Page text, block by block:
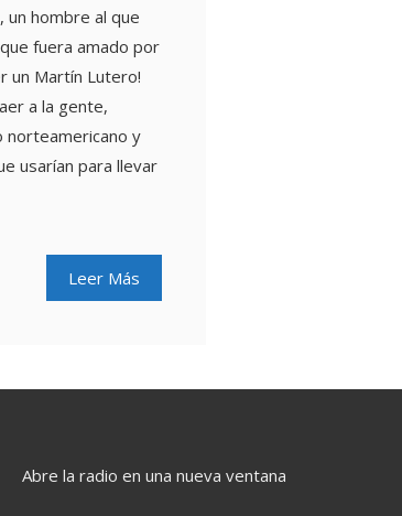
un hombre al que
fuera amado por
un Martín Lutero!
a la gente,
norteamericano y
usarían para llevar
Leer Más
Abre la radio en una nueva ventana